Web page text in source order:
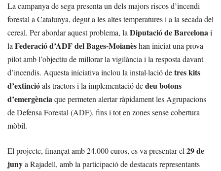
La campanya de sega presenta un dels majors riscos d’incendi
forestal a Catalunya, degut a les altes temperatures i a la secada del
cereal. Per abordar aquest problema, la Diputació de Barcelonai
la Federació d’ADF del Bages-Moianèshan iniciat una prova
pilot amb l’objectiu de millorar la vigilància i la resposta davant
d’incendis. Aquesta iniciativa inclou la instal·lació detres kits
d’extincióals tractors i la implementació dedeu botons
d’emergènciaque permeten alertar ràpidament les Agrupacions
de Defensa Forestal (ADF), fins i tot en zones sense cobertura
mòbil.
El projecte, finançat amb 24.000 euros, es va presentar el 29 de
junya Rajadell, amb la participació de destacats representants